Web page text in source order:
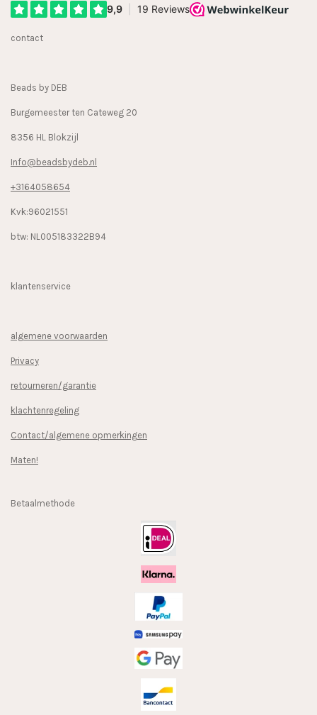
e
t
T
contact
Beads by DEB
Burgemeester ten Cateweg 20
8356 HL Blokzijl
Info@beadsbydeb.nl
+3164058654
Kvk:96021551
btw: NL005183322B94
klantenservice
algemene voorwaarden
Privacy
retourneren/garantie
klachtenregeling
Contact/algemene opmerkingen
Maten!
Betaalmethode